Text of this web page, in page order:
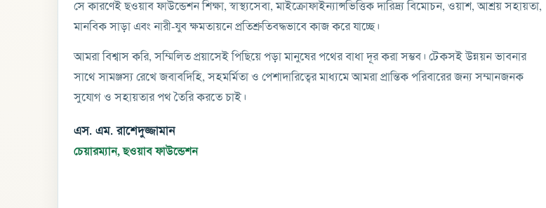
সে কারণেই ছওয়াব ফাউন্ডেশন শিক্ষা, স্বাস্থ্যসেবা, মাইক্রোফাইন্যান্সভিত্তিক দারিদ্র্য বিমোচন, ওয়াশ, আশ্রয় সহায়তা,
মানবিক সাড়া এবং নারী-যুব ক্ষমতায়নে প্রতিশ্রুতিবদ্ধভাবে কাজ করে যাচ্ছে।
আমরা বিশ্বাস করি, সম্মিলিত প্রয়াসেই পিছিয়ে পড়া মানুষের পথের বাধা দূর করা সম্ভব। টেকসই উন্নয়ন ভাবনার
সাথে সামঞ্জস্য রেখে জবাবদিহি, সহমর্মিতা ও পেশাদারিত্বের মাধ্যমে আমরা প্রান্তিক পরিবারের জন্য সম্মানজনক
সুযোগ ও সহায়তার পথ তৈরি করতে চাই।
এস. এম. রাশেদুজ্জামান
চেয়ারম্যান, ছওয়াব ফাউন্ডেশন